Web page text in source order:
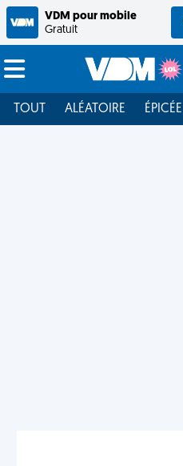
VDM pour mobile
Gratuit
TOUT ALÉATOIRE ÉPICÉE